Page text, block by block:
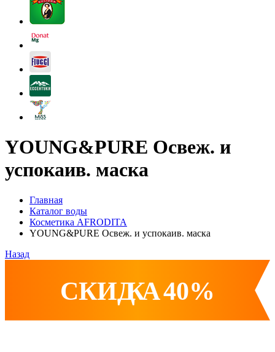
YOUNG&PURE Освеж. и
успокаив. маска
Главная
Каталог воды
Косметика AFRODITA
YOUNG&PURE Освеж. и успокаив. маска
Назад